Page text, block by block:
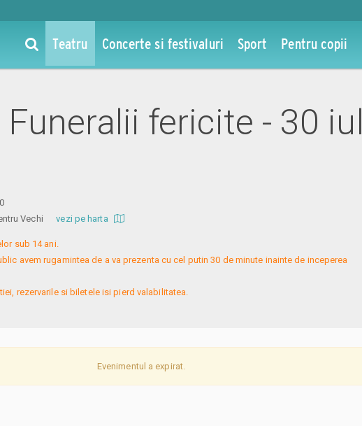
Teatru Concerte si festivaluri Sport Pentru copii
Funeralii fericite - 30 iul
Vechivezi pe harta
sub 14 ani.
avem rugamintea de a va prezenta cu cel putin 30 de minute inainte de inceperea
rezervarile si biletele isi pierd valabilitatea.
Evenimentul a expirat.